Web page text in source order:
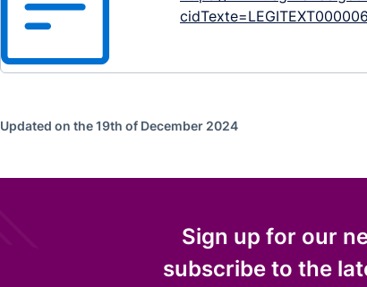
Updated on the 19th of December 2024
Sign up for our
subscribe to the